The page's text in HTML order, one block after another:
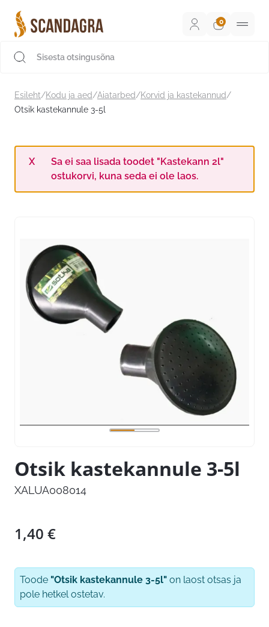
sisu
juurde
Esileht/Kodu ja aed/Aiatarbed/Korvid ja kastekannud/
Otsik kastekannule 3-5l
Sa ei saa lisada toodet "Kastekann 2l"
ostukorvi, kuna seda ei ole laos.
Otsik kastekannule 3-5l
XALUA008014
1,40 €
Toode "Otsik kastekannule 3-5l" on laost otsas ja
pole hetkel ostetav.